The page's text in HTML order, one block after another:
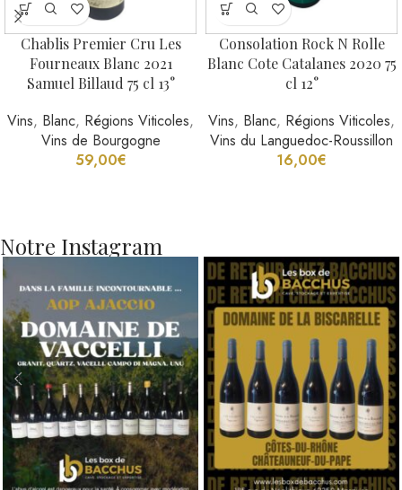
Chablis Premier Cru Les
Fourneaux Blanc 2021
Samuel Billaud 75 cl 13°
Vins, Blanc, Régions Viticoles,
Vins de Bourgogne
59,00€
Consolation Rock N Rolle
Blanc Cote Catalanes 2020 75
cl 12°
Vins, Blanc, Régions Viticoles,
Vins du Languedoc-Roussillon
16,00€
Notre Instagram